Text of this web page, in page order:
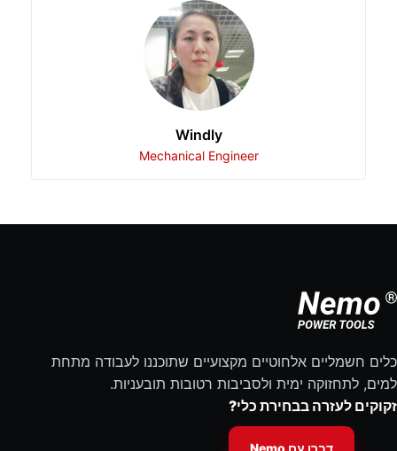
Windly
Mechanical Engineer
כלים חשמליים אלחוטיים מקצועיים שתוכננו לעבודה מתחת
למים, לתחזוקה ימית ולסביבות רטובות תובעניות.
זקוקים לעזרה בבחירת כלי?
דברו עם Nemo